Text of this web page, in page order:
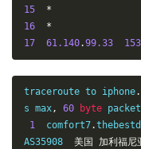
15
*
16
*
17
61.140.99.33
traceroute to iphone.
s max, 60 byte
1
  comfort7
.
AS35908 美国 加利福尼